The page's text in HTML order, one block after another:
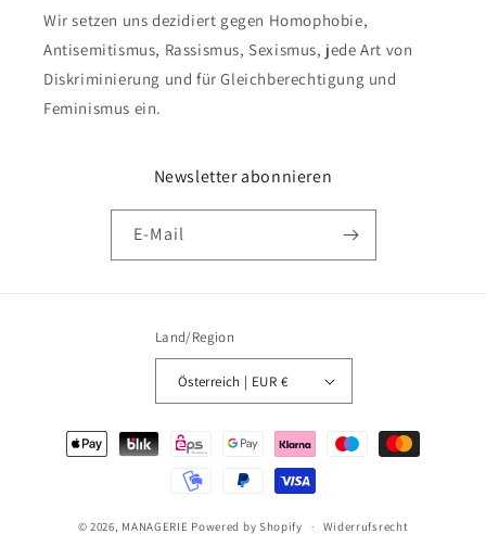
Wir setzen uns dezidiert gegen Homophobie,
Antisemitismus, Rassismus, Sexismus, jede Art von
Diskriminierung und für Gleichberechtigung und
Feminismus ein.
Newsletter abonnieren
E-Mail
Land/Region
Österreich | EUR €
Zahlungsmethoden
© 2026, MANAGERIE Powered by Shopify Widerrufsrecht